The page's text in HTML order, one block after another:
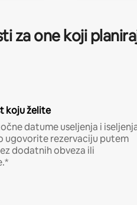
za one koji
koju želite
datume useljenja i
ugovorite rezervaciju putem
dodatnih obveza ili